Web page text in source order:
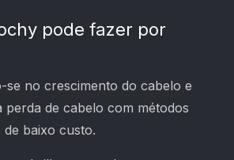
pode fazer por
se no crescimento do cabelo e
perda de cabelo com métodos
de baixo custo.